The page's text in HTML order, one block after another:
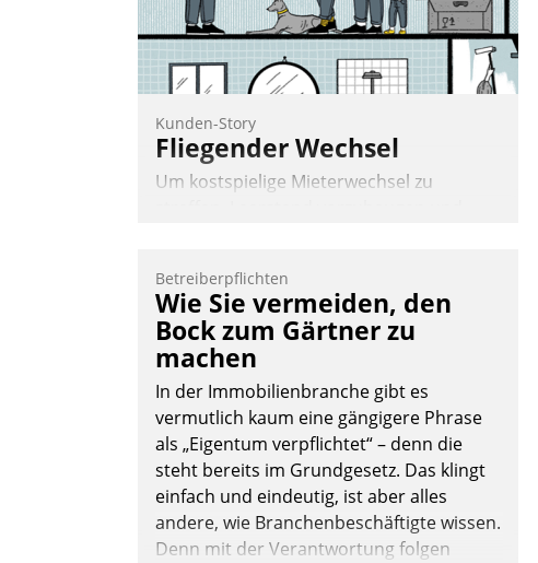
Nadja Hußmann
Kunden-Story
Fliegender Wechsel
Um kostspielige Mieterwechsel zu
seit Jahresbeginn eine Überblick, Einsicht
und Eingriff bietende Lösung. Zur
Entwicklung setzte man auf
Cloudtechnologie, bewährte und Startup-
Partner sowie erstmals agile
Projektmethoden.
Nadja Hußmann
Betreiberpflichten
Wie Sie vermeiden, den
Bock zum Gärtner zu
machen
In der Immobilienbranche gibt es
vermutlich kaum eine gängigere Phrase
als „Eigentum verpflichtet“ – denn die
steht bereits im Grundgesetz. Das klingt
einfach und eindeutig, ist aber alles
andere, wie Branchenbeschäftigte wissen.
Denn mit der Verantwortung folgen